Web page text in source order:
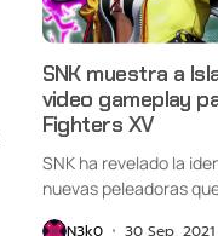
SNK muestra a
video gameplay
Fighters XV
SNK ha revelado la
nuevas peleadoras
N3k0 30 Sep, 2021